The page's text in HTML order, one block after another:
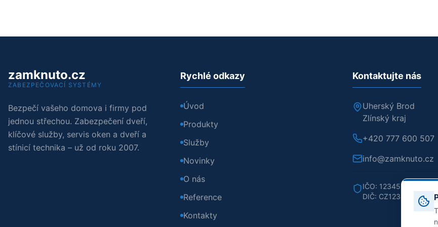
zamknuto.cz
ZABEZPEČOVACÍ SYSTÉMY
Bezpečí vašeho domova i firmy pod
jednou střechou. Zabezpečení dveří,
klíčové služby, servis oken a dveří a
stínicí technika – už od roku 2007.
Rychlé odkazy
Úvod
Produkty
Služby
Novinky
O nás
Reference
Kontakty
Kontaktujte nás
Uherský Brod
Zlínský kraj
+420 777 600 507
info@zamknuto.cz
IČO: 12345678
DIČ: CZ12345678